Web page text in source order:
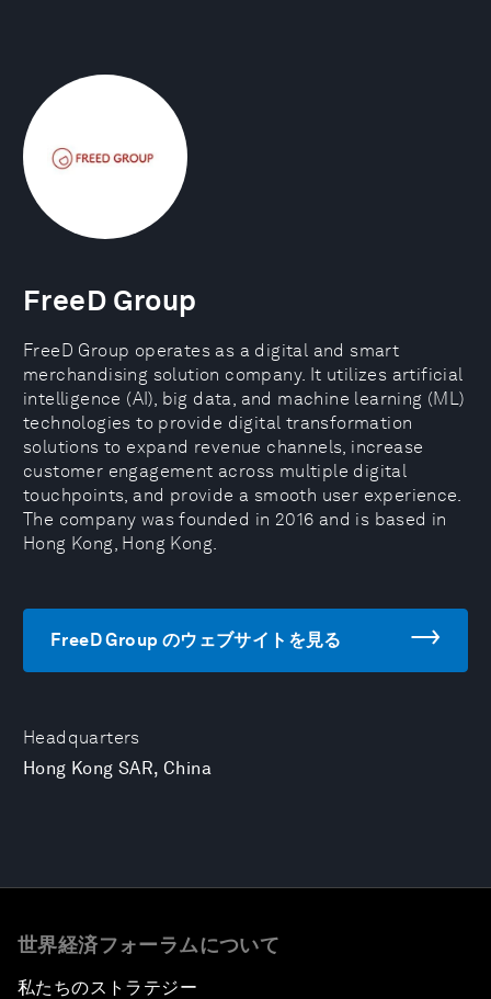
Headquarters
Hong Kong SAR, China
FreeD Group
FreeD Group operates as a digital and smart
merchandising solution company. It utilizes artificial
intelligence (AI), big data, and machine learning (ML)
technologies to provide digital transformation
solutions to expand revenue channels, increase
customer engagement across multiple digital
touchpoints, and provide a smooth user experience.
The company was founded in 2016 and is based in
Hong Kong, Hong Kong.
FreeD Group のウェブサイトを見る
世界経済フォーラムについて
私たちのストラテジー